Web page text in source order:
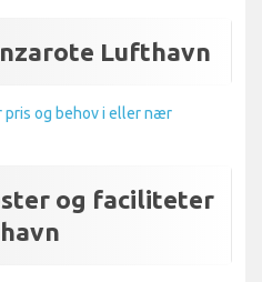
Lufthavn
pris og behov i eller nær
og faciliteter